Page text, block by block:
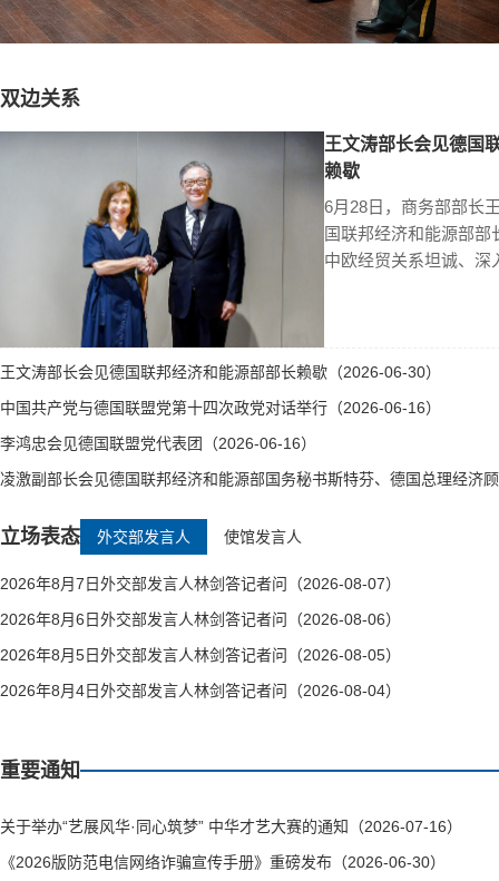
双边关系
王文涛部长会见德国
赖歇
6月28日，商务部部长
国联邦经济和能源部
中欧经贸关系坦诚、深
王文涛部长会见德国联邦经济和能源部部长赖歇（2026-06-30）
中国共产党与德国联盟党第十四次政党对话举行（2026-06-16）
李鸿忠会见德国联盟党代表团（2026-06-16）
凌激副部长会见德国联邦经济和能源部国务秘书斯特芬、德国总理经济
立场表态 外交部发言人 使馆发言人
2026年8月7日外交部发言人林剑答记者问（2026-08-07）
2026年8月6日外交部发言人林剑答记者问（2026-08-06）
2026年8月5日外交部发言人林剑答记者问（2026-08-05）
2026年8月4日外交部发言人林剑答记者问（2026-08-04）
重要通知
关于举办“艺展风华·同心筑梦” 中华才艺大赛的通知（2026-07-16）
《2026版防范电信网络诈骗宣传手册》重磅发布（2026-06-30）